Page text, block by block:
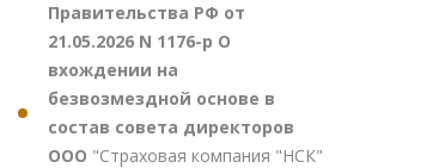
Правительства РФ от
21.05.2026 N 1176-р О
вхождении на
безвозмездной основе в
состав совета директоров
ООО "Страховая компания "НСК"